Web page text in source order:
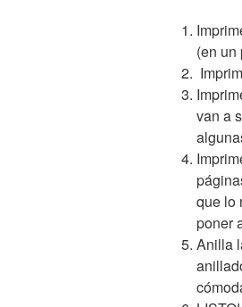
(en un
van a
que lo
poner
Anilla